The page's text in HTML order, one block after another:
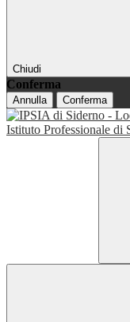
Chiudi
Conferma
Annulla Conferma
Istituto Professionale di